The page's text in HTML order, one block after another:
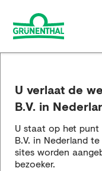
Werken bij
Soorten pijn
Producten
U verlaat de
B.V. in
U staat op het
B.V. in Nederland
sites worden
bezoeker.